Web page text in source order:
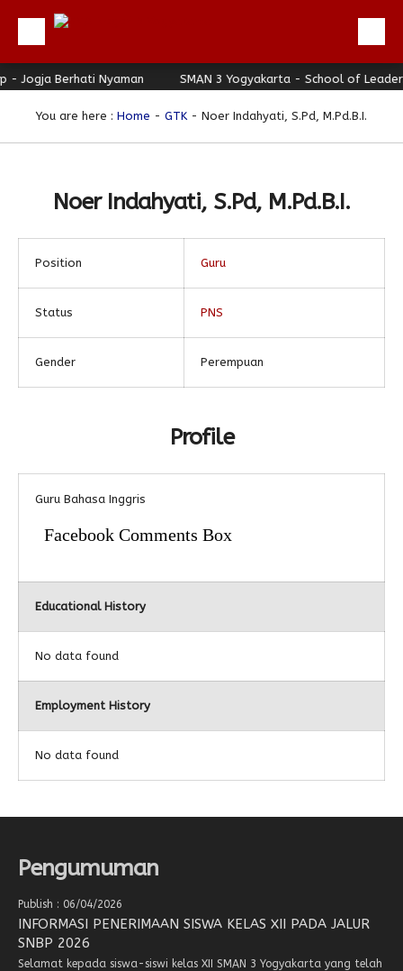
Beranda
Profil
Berita
Keunggulan
Galeri
Hubungi Kami
Bulletin
Jogja Berhati Nyaman SMAN 3 Yogyakarta - School of
You are here : Home - GTK - Noer Indahyati, S.Pd, M.Pd.B.I.
Noer Indahyati, S.Pd, M.Pd.B.I.
Position Guru
Status PNS
Gender Perempuan
Profile
Guru Bahasa Inggris
Facebook Comments Box
Educational History
No data found
Employment History
No data found
Pengumuman
Publish : 06/04/2026
INFORMASI PENERIMAAN SISWA KELAS XII PADA JALUR
SNBP 2026
Selamat kepada siswa-siswi kelas XII SMAN 3 Yogyakarta yang telah